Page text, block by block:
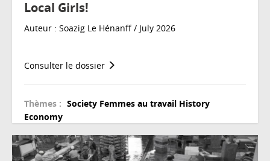
Local Girls!
Auteur : Soazig Le Hénanff / July 2026
Consulter le dossier
Thèmes : Society Femmes au travail History
Economy